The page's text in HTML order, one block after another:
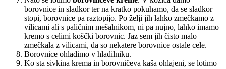
borovnice in sladkor ter na kratko pokuhamo, da se sladkor
stopi, borovnice pa raztopijo. Po želji jih lahko zmečkamo z
vilicami ali s paličnim mešalnikom, ni pa nujno, lahko imamo
kremo s celimi koščki borovnic. Jaz sem jih čisto malo
zmečkala z vilicami, da so nekatere borovnice ostale cele.
Borovnice ohladimo v hladilniku.
Ko sta sivkina krema in borovničeva kaša ohlajeni, se lotimo